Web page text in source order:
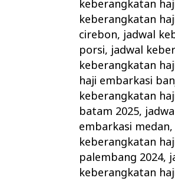
keberangkatan
keberangkatan
cirebon, jadwal
porsi, jadwal
keberangkatan
haji embarkasi
keberangkatan
batam 2025,
embarkasi medan,
keberangkatan
palembang 2024,
keberangkatan